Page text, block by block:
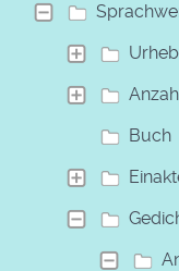
Buch